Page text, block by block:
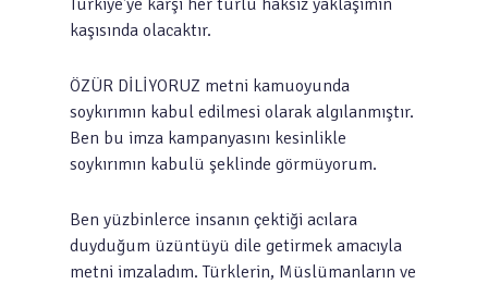
Türkiye’ye karşı her türlü haksız yaklaşımın
kaşısında olacaktır.
ÖZÜR DİLİYORUZ metni kamuoyunda
soykırımın kabul edilmesi olarak algılanmıştır.
Ben bu imza kampanyasını kesinlikle
soykırımın kabulü şeklinde görmüyorum.
Ben yüzbinlerce insanın çektiği acılara
duyduğum üzüntüyü dile getirmek amacıyla
metni imzaladım. Türklerin, Müslümanların ve